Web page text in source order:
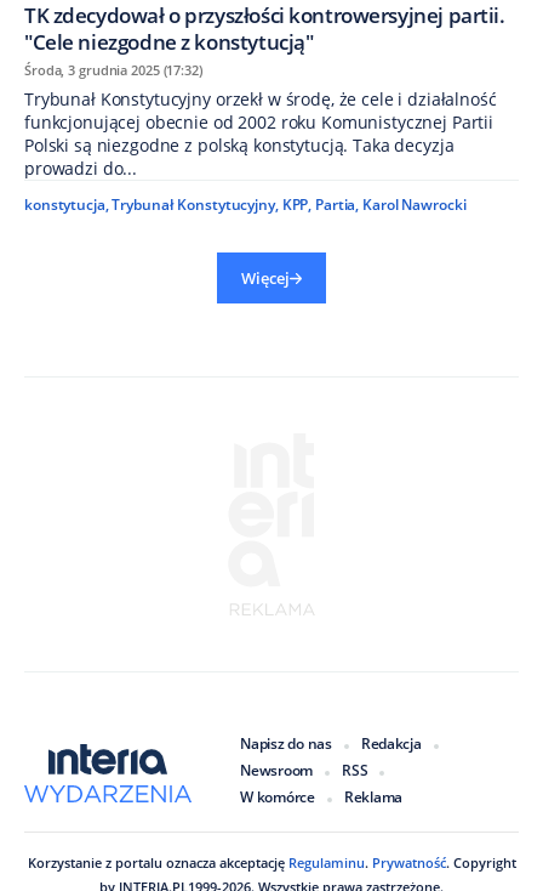
TK zdecydował o przyszłości kontrowersyjnej partii.
"Cele niezgodne z konstytucją"
Środa, 3 grudnia 2025 (17:32)
Trybunał Konstytucyjny orzekł w środę, że cele i działalność
funkcjonującej obecnie od 2002 roku Komunistycznej Partii
Polski są niezgodne z polską konstytucją. Taka decyzja
prowadzi do...
konstytucja,Trybunał Konstytucyjny, KPP, Partia, Karol Nawrocki
Więcej
Napisz do nas
Redakcja
Newsroom
RSS
W komórce
Reklama
Korzystanie z portalu oznacza akceptację Regulaminu. Prywatność. Copyright
by INTERIA.PL 1999-2026. Wszystkie prawa zastrzeżone.